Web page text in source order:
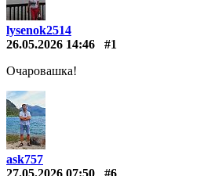
lysenok2514
26.05.2026 14:46
#1
Очаровашка!
ask757
27.05.2026 07:50
#6